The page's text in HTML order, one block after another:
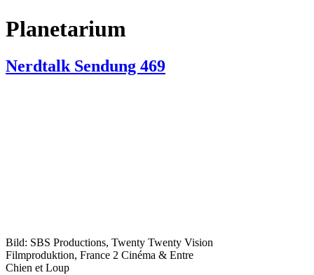
Planetarium
Nerdtalk Sendung 469
Bild: SBS Productions, Twenty Twenty Vision
Filmproduktion, France 2 Cinéma & Entre
Chien et Loup